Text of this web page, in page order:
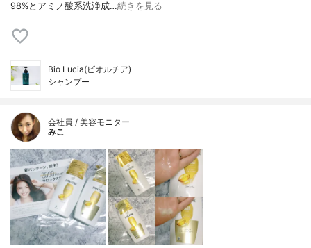
98%とアミノ酸系洗浄成…続きを見る
Bio Lucia(ビオルチア)
シャンプー
会社員 / 美容モニター
みこ